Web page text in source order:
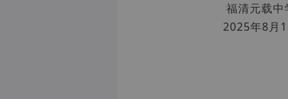
福清元载中
2025年8月1